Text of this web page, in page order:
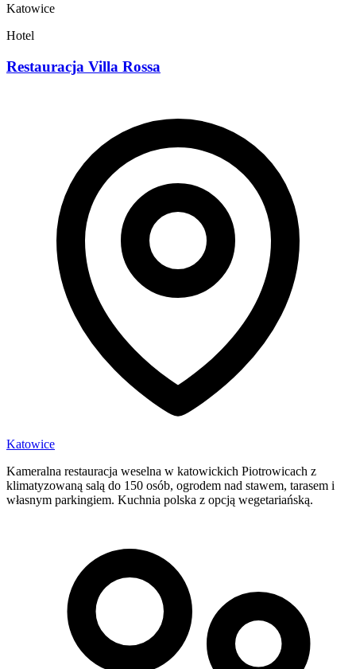
Katowice
Hotel
Restauracja Villa Rossa
Katowice
Kameralna restauracja weselna w katowickich Piotrowicach z
klimatyzowaną salą do 150 osób, ogrodem nad stawem, tarasem i
własnym parkingiem. Kuchnia polska z opcją wegetariańską.